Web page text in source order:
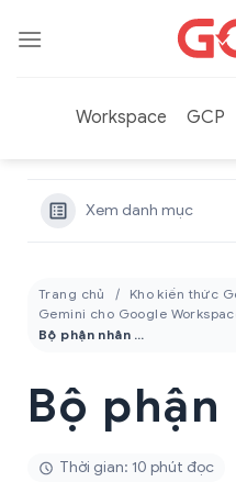
qua
Workspace
GCP
Xem danh mục
Trang chủ
Kho kiến thức
Gemini cho Google
Bộ phận nhân sự
Bộ
Thời gian: 10 phút đọc